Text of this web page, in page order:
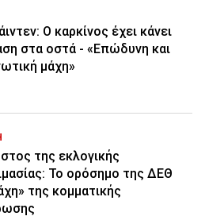
Ο καρκίνος έχει κάνει
στα οστά - «Επώδυνη και
μάχη»
της εκλογικής
Το ορόσημο της ΔΕΘ
της κομματικής